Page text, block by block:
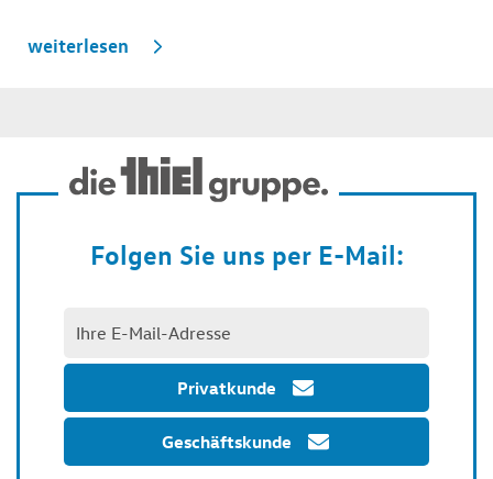
weiterlesen
Folgen Sie uns per E-Mail:
Privatkunde
Geschäftskunde